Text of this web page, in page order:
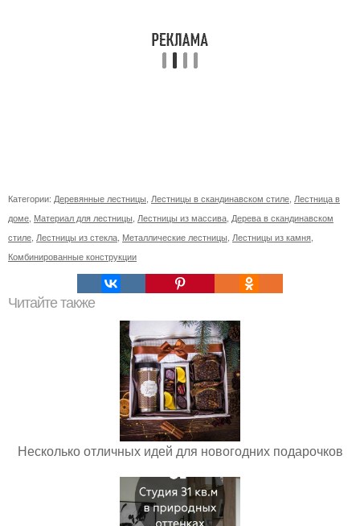
Категории: Деревянные лестницы Лестницы в скандинавском стиле Лестница в
доме Материал для лестницы Лестницы из массива Дерева в скандинавском
стиле Лестницы из стекла Металлические лестницы Лестницы из камня
Комбинированные конструкции
Читайте также
Несколько отличных идей для новогодних подарочков